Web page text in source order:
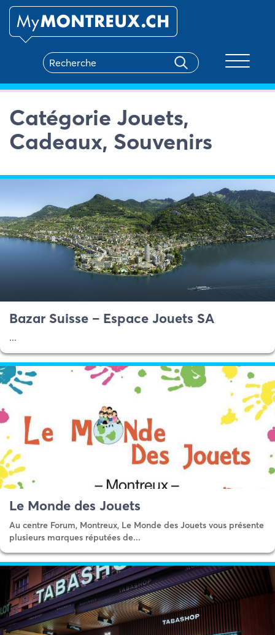
Catégorie Jouets,
Cadeaux, Souvenirs
Bazar Suisse – Espace Jouets SA
...
Le Monde des Jouets
Au centre Forum, Montreux, Le Monde des Jouets vous présente
plusieurs marques réputées de...